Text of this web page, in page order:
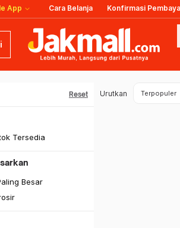
App Cara Belanja Konfirmasi
Reset
Tersedia
Besar
Urutkan Terpopuler